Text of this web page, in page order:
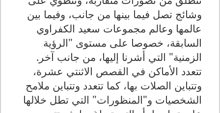
وشائج تصل فيما بينها من جانب، وفيما بين
عالمها وعالم مجموعات سعيد الكفراوي
السابقة، خصوصا على مستوى "الرؤية
الزمنية" التي أشرنا إليها، من جانب آخر.
تتعدد الأماكن في القصص الاثنتي عشرة،
وتتباين الصلات بها، كما تتعدد وتتباين ملامح
الشخصيات و"المنظورات" التي تطل خلالها